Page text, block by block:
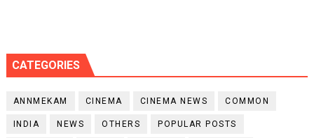
CATEGORIES
ANNMEKAM CINEMA CINEMA NEWS COMMON
INDIA NEWS OTHERS POPULAR POSTS